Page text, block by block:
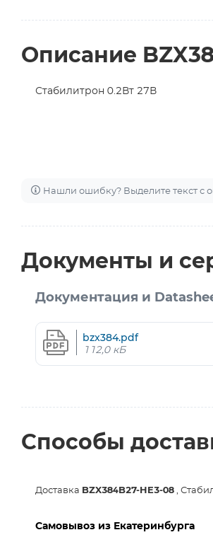
Описание
Стабилитрон 0.2Вт 27В
Нашли ошибку? Выделите текст с
Документы и
Документация и
bzx384.pdf
112,0 кБ
Способы
Доставка BZX384B27-HE3-08 ,
Самовывоз из Екатеринбурга